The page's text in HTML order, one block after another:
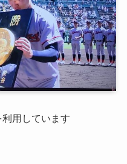
用しています